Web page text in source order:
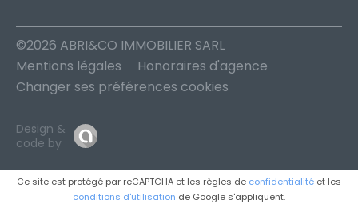
©2026 ABRI&CO IMMOBILIER SARL
Mentions légales
Honoraires d'agence
Changer ses préférences cookies
Design &
code by
Ce site est protégé par reCAPTCHA et les règles de confidentialité et les
conditions d'utilisation de Google s'appliquent.